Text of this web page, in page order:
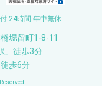
24時間 年中無休
堀留町1-8-11
」徒歩3分
歩6分